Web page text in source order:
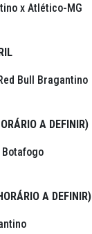
x Atlético-MG
Bull Bragantino
A DEFINIR)
A DEFINIR)